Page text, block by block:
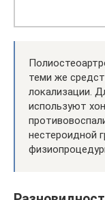
теми же
локализации.
используют
нестероидной